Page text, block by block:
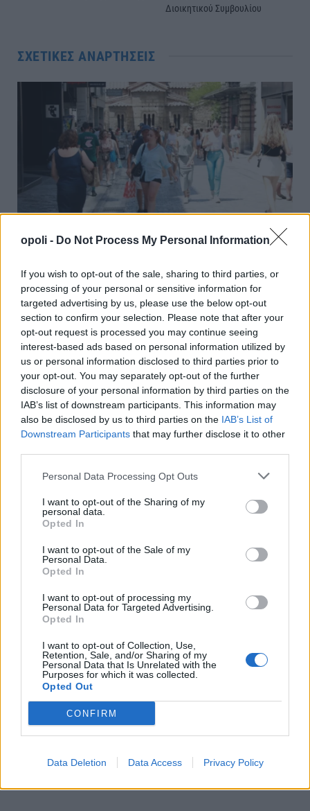
opoli - Do Not Process My Personal Information
If you wish to opt-out of the sale, sharing to third parties, or
processing of your personal or sensitive information for
targeted advertising by us, please use the below opt-out
section to confirm your selection. Please note that after your
opt-out request is processed you may continue seeing
interest-based ads based on personal information utilized by
us or personal information disclosed to third parties prior to
your opt-out. You may separately opt-out of the further
disclosure of your personal information by third parties on the
IAB’s list of downstream participants. This information may
also be disclosed by us to third parties on the IAB’s List of
Downstream Participants that may further disclose it to other
Personal Data Processing Opt Outs
I want to opt-out of the Sharing of my
personal data.
Opted In
I want to opt-out of the Sale of my
Personal Data.
Opted In
I want to opt-out of processing my
Personal Data for Targeted Advertising.
Opted In
I want to opt-out of Collection, Use,
Retention, Sale, and/or Sharing of my
Personal Data that Is Unrelated with the
Purposes for which it was collected.
Opted Out
CONFIRM
Data Deletion Data Access Privacy Policy
Διοικητικού Συμβουλίου
ΣΧΕΤΙΚΈΣ ΑΝΑΡΤΉΣΕΙΣ
ασφαλείς αγορές-Ποιες οι ”παγίδες”
Παρασκευή, 7 Αυγούστου 2026 10:06 ΠΜ
Παρασκευή, 7 Αυγούστου 2026 9:50 ΠΜ
Ο καιρός σε Μακεδονία και Θράκη